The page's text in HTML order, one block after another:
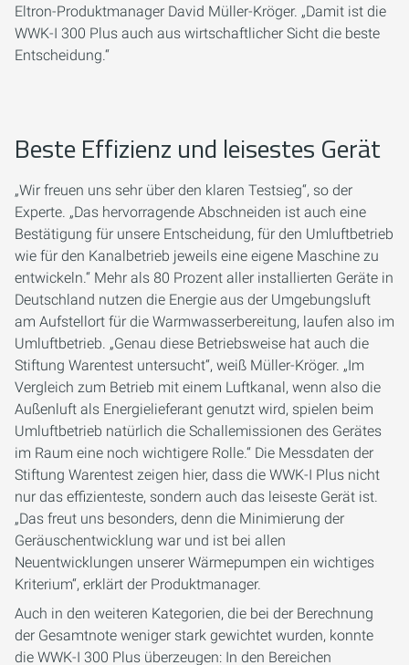
Eltron-Produktmanager David Müller-Kröger. „Damit ist die
WWK-I 300 Plus auch aus wirtschaftlicher Sicht die beste
Entscheidung.“
Beste Effizienz und leisestes Gerät
„Wir freuen uns sehr über den klaren Testsieg“, so der
Experte. „Das hervorragende Abschneiden ist auch eine
Bestätigung für unsere Entscheidung, für den Umluftbetrieb
wie für den Kanalbetrieb jeweils eine eigene Maschine zu
entwickeln.“ Mehr als 80 Prozent aller installierten Geräte in
Deutschland nutzen die Energie aus der Umgebungsluft
am Aufstellort für die Warmwasserbereitung, laufen also im
Umluftbetrieb. „Genau diese Betriebsweise hat auch die
Stiftung Warentest untersucht“, weiß Müller-Kröger. „Im
Vergleich zum Betrieb mit einem Luftkanal, wenn also die
Außenluft als Energielieferant genutzt wird, spielen beim
Umluftbetrieb natürlich die Schallemissionen des Gerätes
im Raum eine noch wichtigere Rolle.“ Die Messdaten der
Stiftung Warentest zeigen hier, dass die WWK-I Plus nicht
nur das effizienteste, sondern auch das leiseste Gerät ist.
„Das freut uns besonders, denn die Minimierung der
Geräuschentwicklung war und ist bei allen
Neuentwicklungen unserer Wärmepumpen ein wichtiges
Kriterium“, erklärt der Produktmanager.
Auch in den weiteren Kategorien, die bei der Berechnung
der Gesamtnote weniger stark gewichtet wurden, konnte
die WWK-I 300 Plus überzeugen: In den Bereichen